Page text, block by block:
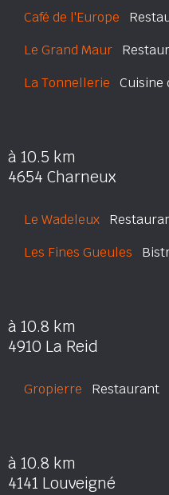
Café de l'Europe
Le Grand Maur
La Tonnellerie Cuisine
à 10.5 km
4654 Charneux
Le Wadeleux
Les Fines Gueules
à 10.8 km
4910 La Reid
Gropierre Restaurant
à 10.8 km
4141 Louveigné